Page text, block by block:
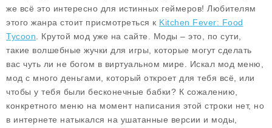
же всё это интересно для истинных геймеров! Любителям
этого жанра стоит присмотреться к Kitchen Fever: Food
Tycoon . Крутой мод уже на сайте. Моды – это, по сути,
такие волшебные жучки для игры, которые могут сделать
вас чуть ли не богом в виртуальном мире. Искал мод меню,
мод с много деньгами, который откроет для тебя всё, или
чтобы у тебя были бесконечные бабки? К сожалению,
конкретного меню на момент написания этой строки нет, но
в интернете натыкался на ушатанные версии и моды,